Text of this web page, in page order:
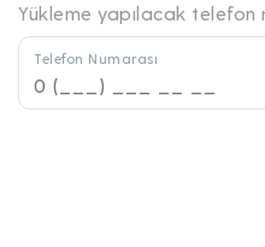
Yükleme yapılacak telefon
Telefon Numarası